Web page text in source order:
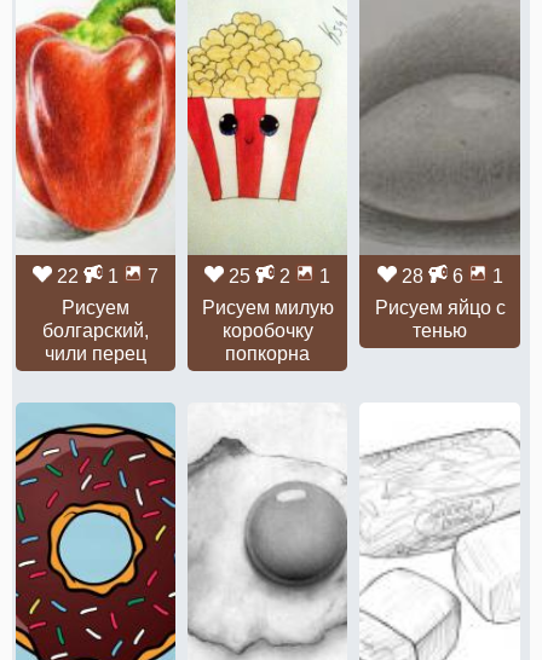
22 1
7
Рисуем
болгарский,
чили перец
25 2
1
Рисуем милую
коробочку
попкорна
28 6
1
Рисуем яйцо с
тенью